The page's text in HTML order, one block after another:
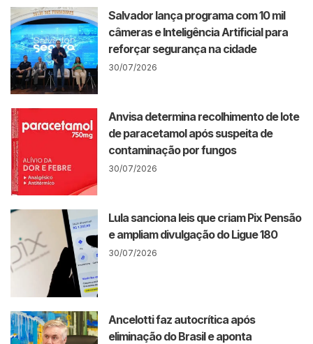
Salvador lança programa com 10 mil
câmeras e Inteligência Artificial para
reforçar segurança na cidade
30/07/2026
Anvisa determina recolhimento de lote
de paracetamol após suspeita de
contaminação por fungos
30/07/2026
Lula sanciona leis que criam Pix Pensão
e ampliam divulgação do Ligue 180
30/07/2026
Ancelotti faz autocrítica após
eliminação do Brasil e aponta